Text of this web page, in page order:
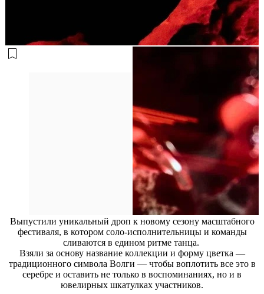
Выпустили уникальный дроп к новому сезону масштабного
фестиваля, в котором соло-исполнительницы и команды
сливаются в едином ритме танца.
Взяли за основу название коллекции и форму цветка —
традиционного символа Волги — чтобы воплотить все это в
серебре и оставить не только в воспоминаниях, но и в
ювелирных шкатулках участников.